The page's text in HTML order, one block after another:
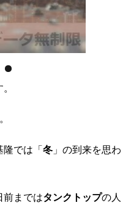
。
では「 冬 」の到来を思わ
前まではタンクトップの人